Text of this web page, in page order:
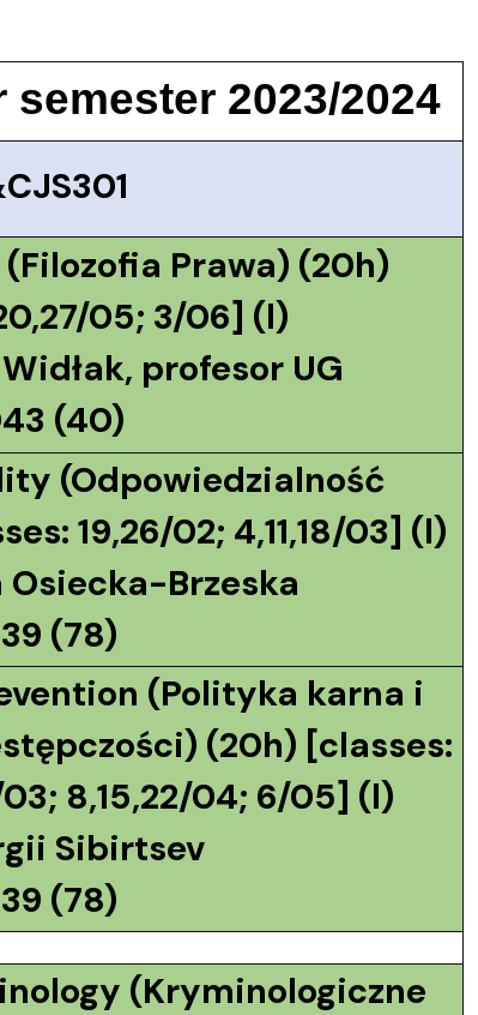
2023/2024
Prawa) (20h)
05; 3/06] (l)
profesor UG
(40)
(Odpowiedzialność
19,26/02; 4,11,18/03] (l)
Brzeska
(78)
(Polityka karna i
(20h) [classes:
03; 8,15,22/04; 6/05] (l)
Sibirtsev
(78)
(Kryminologiczne